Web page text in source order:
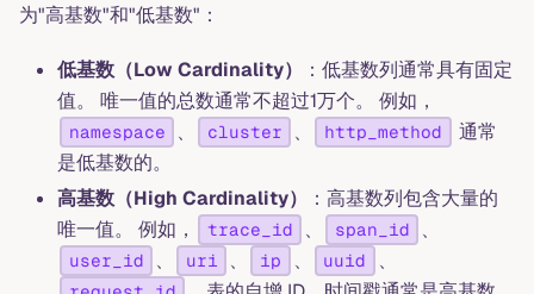
为"高基数"和"低基数"：
低基数（Low Cardinality）
：低基数列通常具有固定
值。 唯一值的总数通常不超过1万个。 例如，
namespace 、 cluster 、 http_method
通常
是低基数的。
高基数（High Cardinality）
：高基数列包含大量的
唯一值。 例如，
trace_id 、 span_id 、
user_id 、 uri 、 ip 、 uuid 、